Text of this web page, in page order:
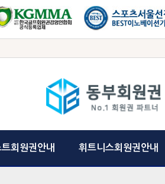
트회원권안내 휘트니스회원권안내